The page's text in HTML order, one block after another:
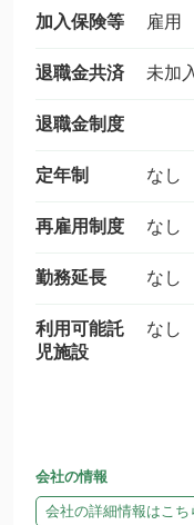
加入保険等 雇
退職金共済 未加
退職金制度
定年制 なし
再雇用制度 なし
勤務延長 なし
利用可能託
児施設
なし
会社の情報
会社の詳細情報はこち